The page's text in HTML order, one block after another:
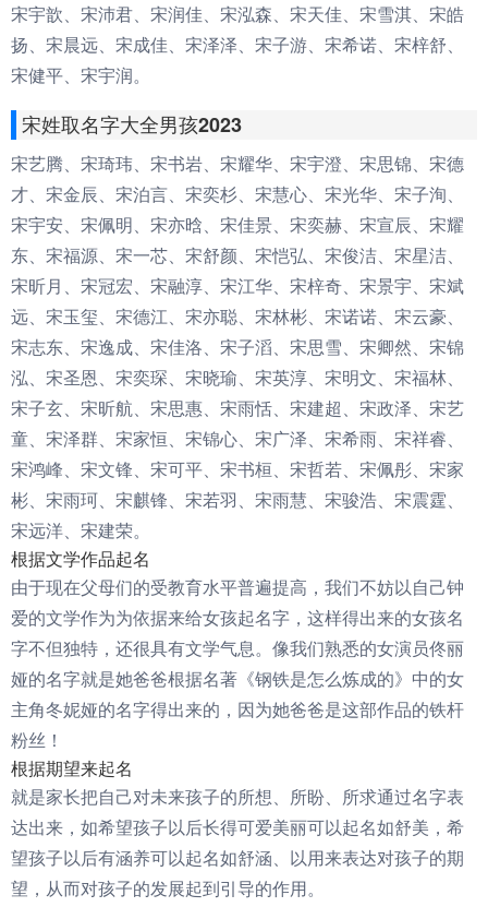
宋宇歆、宋沛君、宋润佳、宋泓森、宋天佳、宋雪淇、宋皓
扬、宋晨远、宋成佳、宋泽泽、宋子游、宋希诺、宋梓舒、
宋健平、宋宇润。
宋姓取名字大全男孩2023
宋艺腾、宋琦玮、宋书岩、宋耀华、宋宇澄、宋思锦、宋德
才、宋金辰、宋泊言、宋奕杉、宋慧心、宋光华、宋子洵、
宋宇安、宋佩明、宋亦晗、宋佳景、宋奕赫、宋宣辰、宋耀
东、宋福源、宋一芯、宋舒颜、宋恺弘、宋俊洁、宋星洁、
宋昕月、宋冠宏、宋融淳、宋江华、宋梓奇、宋景宇、宋斌
远、宋玉玺、宋德江、宋亦聪、宋林彬、宋诺诺、宋云豪、
宋志东、宋逸成、宋佳洛、宋子滔、宋思雪、宋卿然、宋锦
泓、宋圣恩、宋奕琛、宋晓瑜、宋英淳、宋明文、宋福林、
宋子玄、宋昕航、宋思惠、宋雨恬、宋建超、宋政泽、宋艺
童、宋泽群、宋家恒、宋锦心、宋广泽、宋希雨、宋祥睿、
宋鸿峰、宋文锋、宋可平、宋书桓、宋哲若、宋佩彤、宋家
彬、宋雨珂、宋麒锋、宋若羽、宋雨慧、宋骏浩、宋震霆、
宋远洋、宋建荣。
根据文学作品起名
由于现在父母们的受教育水平普遍提高，我们不妨以自己钟
爱的文学作为为依据来给女孩起名字，这样得出来的女孩名
字不但独特，还很具有文学气息。像我们熟悉的女演员佟丽
娅的名字就是她爸爸根据名著《钢铁是怎么炼成的》中的女
主角冬妮娅的名字得出来的，因为她爸爸是这部作品的铁杆
粉丝！
根据期望来起名
就是家长把自己对未来孩子的所想、所盼、所求通过名字表
达出来，如希望孩子以后长得可爱美丽可以起名如舒美，希
望孩子以后有涵养可以起名如舒涵、以用来表达对孩子的期
望，从而对孩子的发展起到引导的作用。